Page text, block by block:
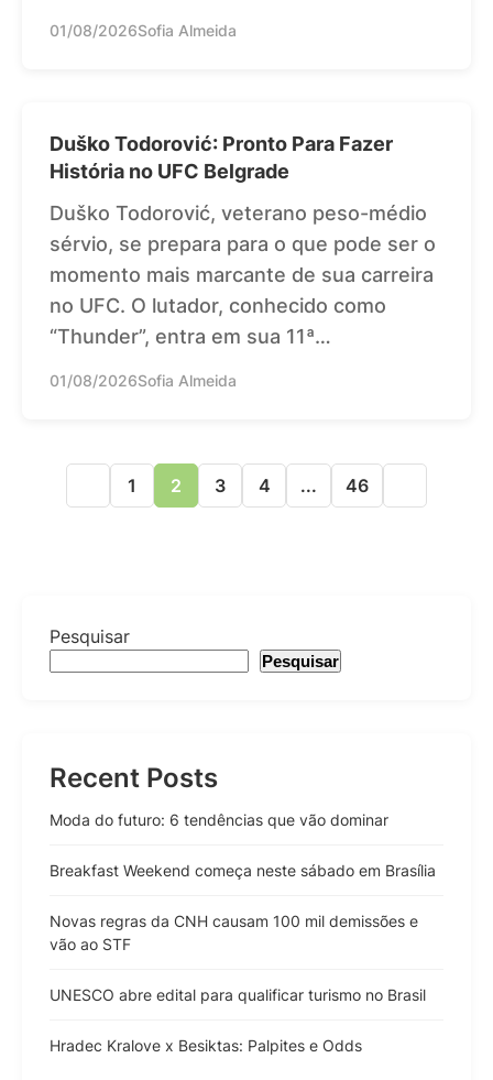
01/08/2026Sofia Almeida
Duško Todorović: Pronto Para Fazer
História no UFC Belgrade
Duško Todorović, veterano peso-médio
sérvio, se prepara para o que pode ser o
momento mais marcante de sua carreira
no UFC. O lutador, conhecido como
“Thunder”, entra em sua 11ª…
01/08/2026Sofia Almeida
1 2 3 4 ... 46
Pesquisar
Pesquisar
Recent Posts
Moda do futuro: 6 tendências que vão dominar
Breakfast Weekend começa neste sábado em Brasília
Novas regras da CNH causam 100 mil demissões e
vão ao STF
UNESCO abre edital para qualificar turismo no Brasil
Hradec Kralove x Besiktas: Palpites e Odds